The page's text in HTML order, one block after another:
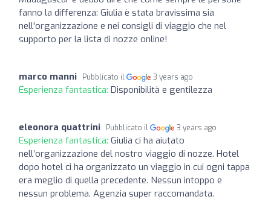
fanno la differenza: Giulia è stata bravissima sia
nell'organizzazione e nei consigli di viaggio che nel
supporto per la lista di nozze online!
marco manni Pubblicato il 3 years ago
Esperienza fantastica: Disponibilità e gentilezza
eleonora quattrini Pubblicato il 3 years ago
Esperienza fantastica: Giulia ci ha aiutato
nell’organizzazione del nostro viaggio di nozze. Hotel
dopo hotel ci ha organizzato un viaggio in cui ogni tappa
era meglio di quella precedente. Nessun intoppo e
nessun problema. Agenzia super raccomandata.